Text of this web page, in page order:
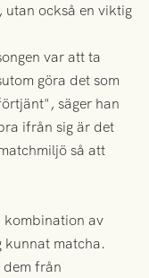
utan också en viktig
var att ta
göra det som
säger han
ifrån sig är det
så att
kombination av
kunnat matcha.
från